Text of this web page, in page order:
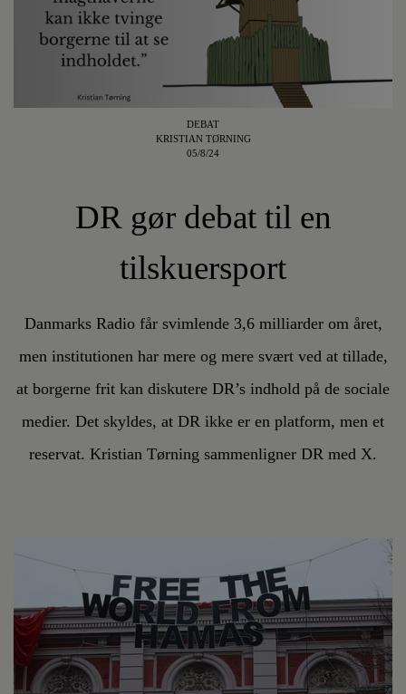
DEBAT
KRISTIAN TØRNING
05/8/24
DR gør debat til en
tilskuersport
Danmarks Radio får svimlende 3,6 milliarder om året,
men institutionen har mere og mere svært ved at tillade,
at borgerne frit kan diskutere DR’s indhold på de sociale
medier. Det skyldes, at DR ikke er en platform, men et
reservat. Kristian Tørning sammenligner DR med X.